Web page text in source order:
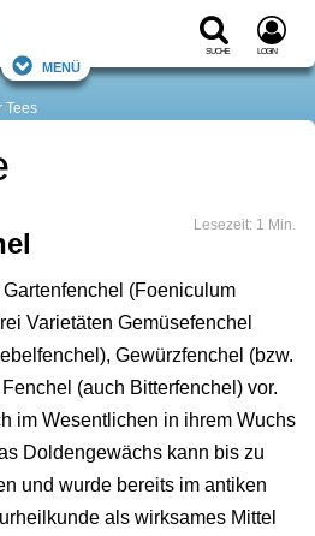
Suche Login
Menü
Tees
Lesezeit: 1 Min.
(Foeniculum
Varietäten Gemüsefenchel
Gewürzfenchel (bzw.
(auch Bitterfenchel) vor.
im Wesentlichen in ihrem Wuchs
Doldengewächs kann bis zu
und wurde bereits im antiken
als wirksames Mittel